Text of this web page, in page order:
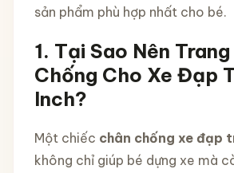
sản phẩm phù hợp nhất cho bé.
1. Tại Sao Nên
Chống Cho Xe Đạp
Inch?
Một chiếc chân chống xe đạp
không chỉ giúp bé dựng xe mà